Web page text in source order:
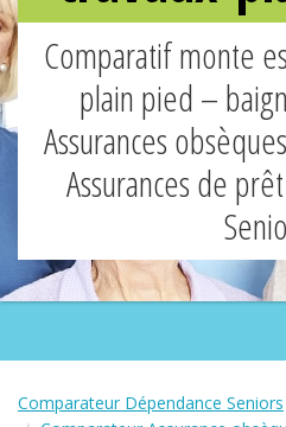
Comparatif monte
plain pied –
Assurances
Assurances de
Comparateur Dépendance Seniors